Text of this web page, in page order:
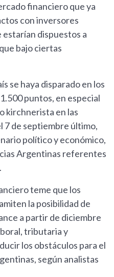
financiero que ya
con inversores
dispuestos a
bajo ciertas
se haya disparado en los
puntos, en especial
kirchnerista en las
7 de septiembre último,
político y económico,
Argentinas referentes
teme que los
la posibilidad de
a partir de diciembre
tributaria y
los obstáculos para el
según analistas